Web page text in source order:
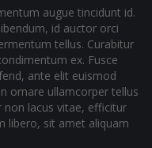
augue tincidunt id.
id auctor orci
tellus. Curabitur
ex. Fusce
ante elit euismod
ornare ullamcorper tellus
lacus vitae, efficitur
libero, sit amet aliquam